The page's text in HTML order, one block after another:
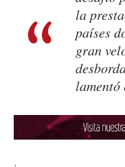
la
países
gran
lamentó